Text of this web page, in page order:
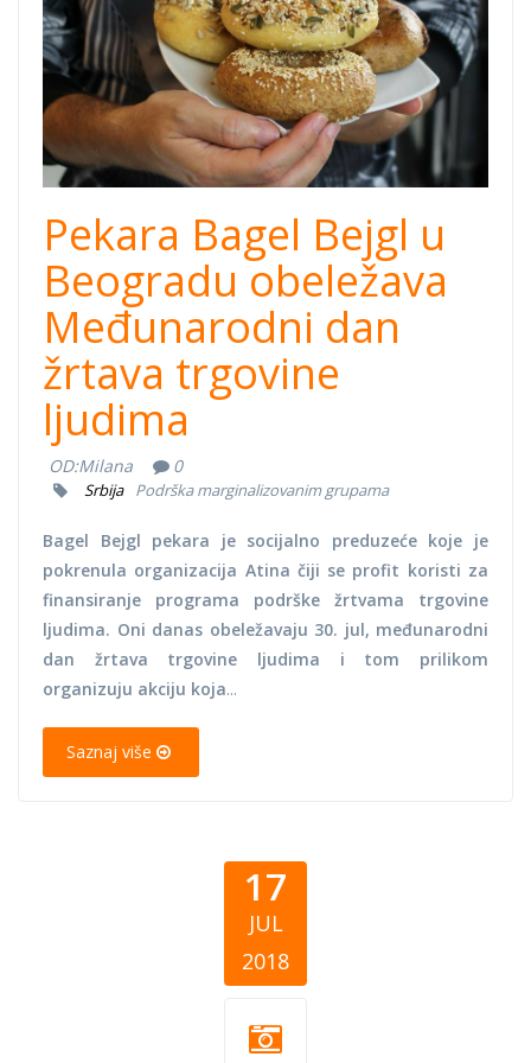
Pekara Bagel Bejgl u
Beogradu obeležava
Međunarodni dan
žrtava trgovine
ljudima
OD:Milana 0
Srbija Podrška marginalizovanim grupama
Bagel Bejgl pekara je socijalno preduzeće koje je
pokrenula organizacija Atina čiji se profit koristi za
finansiranje programa podrške žrtvama trgovine
ljudima. Oni danas obeležavaju 30. jul, međunarodni
dan žrtava trgovine ljudima i tom prilikom
organizuju akciju koja...
Saznaj više
17
JUL
2018